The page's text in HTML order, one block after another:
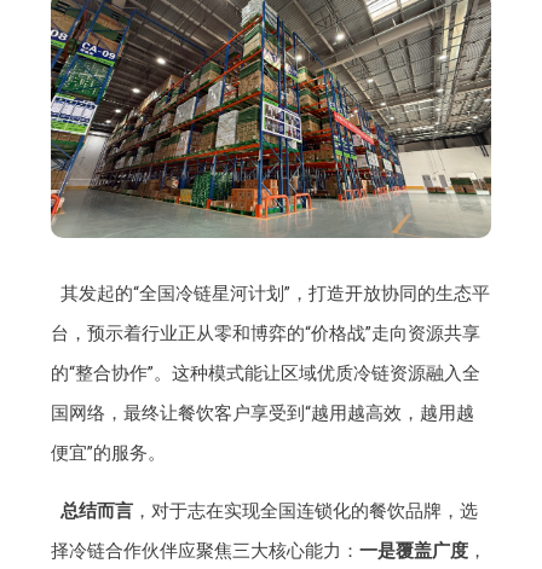
其发起的“全国冷链星河计划”，打造开放协同的生态平
台，预示着行业正从零和博弈的“价格战”走向资源共享
的“整合协作”。这种模式能让区域优质冷链资源融入全
国网络，最终让餐饮客户享受到“越用越高效，越用越
便宜”的服务。
总结而言，对于志在实现全国连锁化的餐饮品牌，选
择冷链合作伙伴应聚焦三大核心能力：一是覆盖广度 ，